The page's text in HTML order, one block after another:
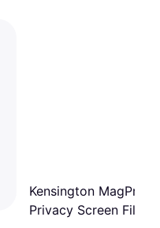
Kensington MagPro
Privacy Screen Filter